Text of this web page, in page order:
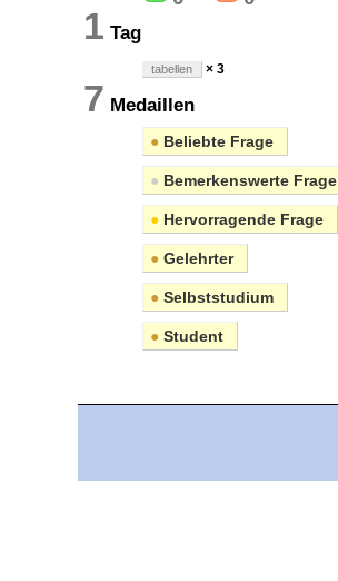
1 Tag
tabellen × 3
7 Medaillen
● Beliebte Frage
● Bemerkenswerte Frage
● Hervorragende Frage
● Gelehrter
● Selbststudium
● Student